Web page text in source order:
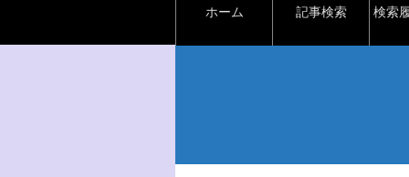
ホーム 記事検索 検索